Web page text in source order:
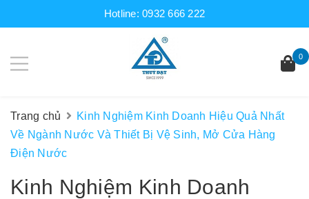
Hotline:0932 666 222
0
Trang chủ
Kinh Nghiệm Kinh Doanh Hiệu Quả Nhất
Về Ngành Nước Và Thiết Bị Vệ Sinh, Mở Cửa Hàng
Điện Nước
Kinh Nghiệm Kinh Doanh